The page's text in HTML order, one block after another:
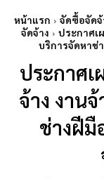
หน้าแรก จัดซื้อจัดจ้
จัดจ้าง
ประกาศเ
บริการจัดหาช่
ประกาศ
จ้าง งาน
ช่างฝีมื